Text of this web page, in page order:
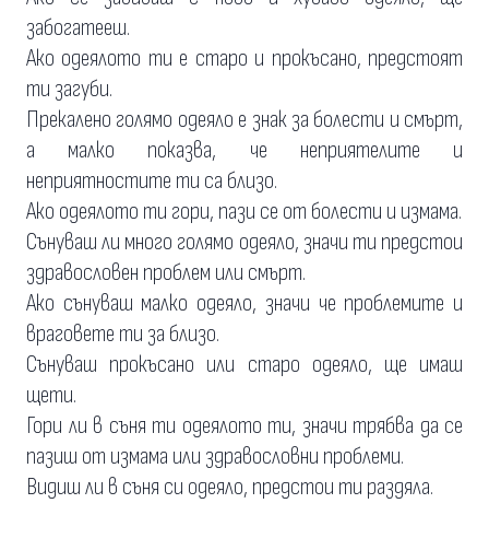
забогатееш.
Ако одеялото ти е старо и прокъсано, предстоят
ти загуби.
Прекалено голямо одеяло е знак за болести и смърт,
а малко показва, че неприятелите и
неприятностите ти са близо.
Ако одеялото ти гори, пази се от болести и измама.
Сънуваш ли много голямо одеяло, значи ти предстои
здравословен проблем или смърт.
Ако сънуваш малко одеяло, значи че проблемите и
враговете ти за близо.
Сънуваш прокъсано или старо одеяло, ще имаш
щети.
Гори ли в съня ти одеялото ти, значи трябва да се
пазиш от измама или здравословни проблеми.
Видиш ли в съня си одеяло, предстои ти раздяла.